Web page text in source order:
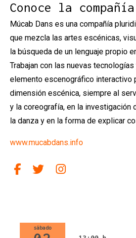
Conoce la compañía
Múcab Dans es una compañía
que mezcla las artes escénicas,
la búsqueda de un lenguaje propio
Trabajan con las nuevas
elemento escenográfico interactivo
dimensión escénica, siempre al
y la coreografía, en la investigación
la danza y en la forma de explicar
www.mucabdans.info
Link a facebook
Link a twitter
Link a
sábado